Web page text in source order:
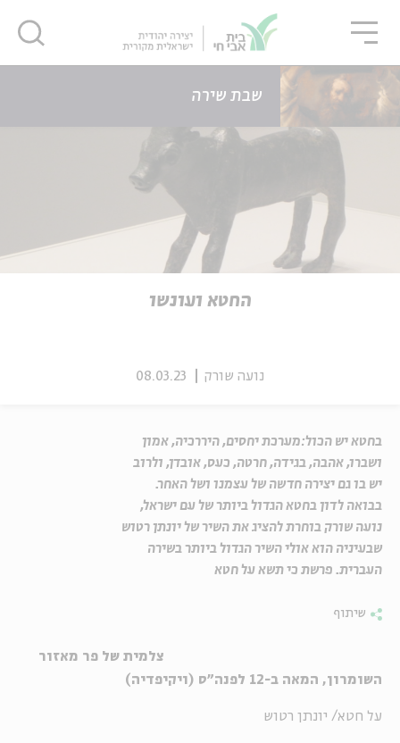
שבת שירה
כתבות החטא ועונשו
החטא ועונשו
נועה שורק 08.03.23
בחטא יש הכול:מערכת יחסים, היררכיה, אמון
ושברו, אהבה, בגידה, חרטה, כעס, אובדן, ולרוב
יש בו גם יצירה חדשה של עצמנו ושל האחר.
בבואה לדון בחטא הגדול ביותר של עם ישראל,
נועה שורק בוחרת להציג את השיר של יונתן רטוש
שבעיניה הוא אולי השיר הגדול ביותר בשירה
העברית. פרשת כי תשא על חטא
שיתוף
צלמית של פר מאזור
השומרון, המאה ב-12 לפנה"ס (ויקיפדיה)
על חטא/ יונתן רטוש
סגור